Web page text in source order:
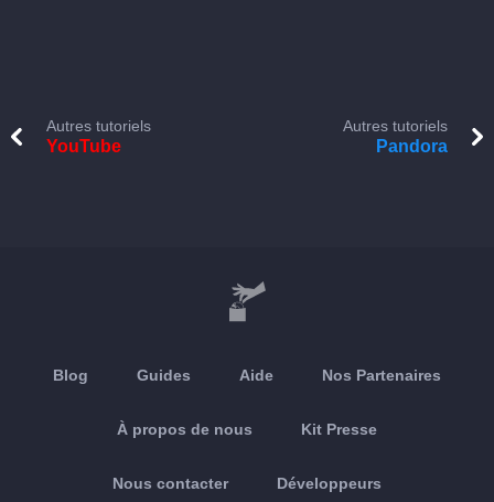
Autres tutoriels
YouTube
Autres tutoriels
Pandora
Blog Guides Aide Nos Partenaires
À propos de nous Kit Presse
Nous contacter Développeurs